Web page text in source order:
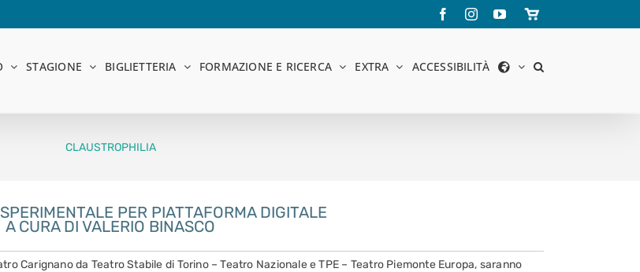
FacebookInstagramYouTube
Store
online
STAGIONE BIGLIETTERIA FORMAZIONE E RICERCA EXTRA ACCESSIBILITÀ
CLAUSTROPHILIA
PER PIATTAFORMA DIGITALE
A CURA DI VALERIO BINASCO
Carignano da Teatro Stabile di Torino – Teatro Nazionale e TPE – Teatro Piemonte Europa, saranno